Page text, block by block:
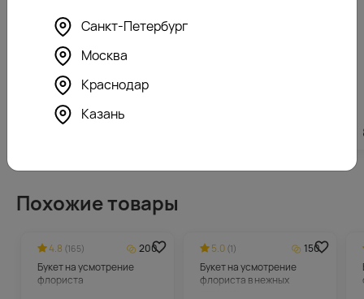
Похожие товары
4.8 (165)
200
Букет на усмотрение
флориста
5.0 (1)
150
Букет на усмотрение
флориста в нежных
Санкт-Петербург
Москва
Краснодар
Казань